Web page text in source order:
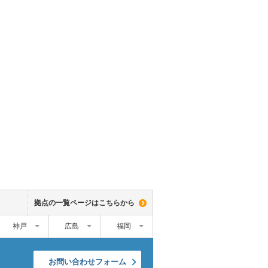
拠点の一覧ページはこちらから
神戸 広島 福岡
お問い合わせフォーム